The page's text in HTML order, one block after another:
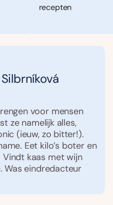
recepten
voor mensen
ze namelijk alles,
(ieuw, zo bitter!).
Eet kilo’s boter en
kaas met wijn
Was eindredacteur